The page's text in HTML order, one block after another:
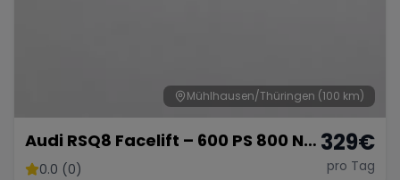
Mühlhausen/Thüringen (100 km)
Audi RSQ8 Facelift – 600 PS 800 NM
- SUV
0.0 (0)
329€
pro Tag